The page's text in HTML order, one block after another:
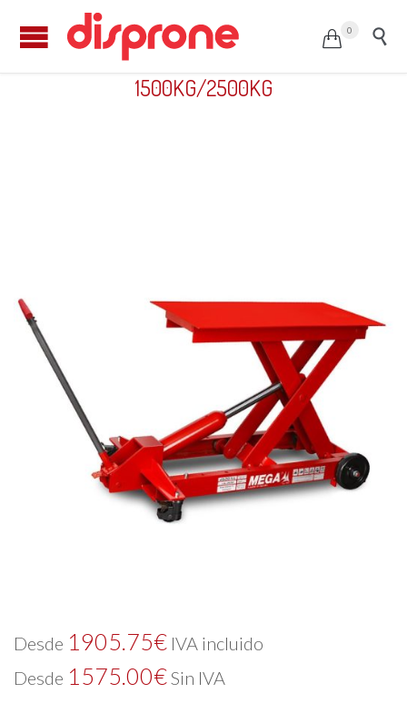
 0 
Mesas elevadoras de taller MEGA
1500KG/2500KG
Desde 1905.75€ IVA incluido
Desde 1575.00€Sin IVA